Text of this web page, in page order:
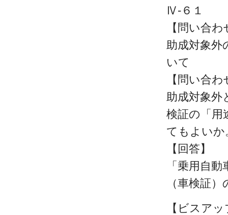
Ⅳ-６１
【問い合
助成対象外
いて
【問い合
助成対象外
検証の「用
てもよい
【回答】
「乗用自
（車検証
【ビスア